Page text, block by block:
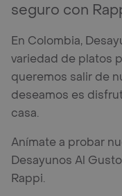
seguro con
En Colombia,
variedad de platos
queremos salir de
deseamos es
casa.
Anímate a probar
Desayunos Al
Rappi.